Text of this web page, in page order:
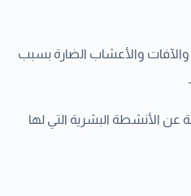
والآفات والأعشاب الضارة بسبب
عن الأنشطة البشرية التي لها